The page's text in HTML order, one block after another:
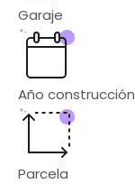
Garaje
Año construcción
Parcela